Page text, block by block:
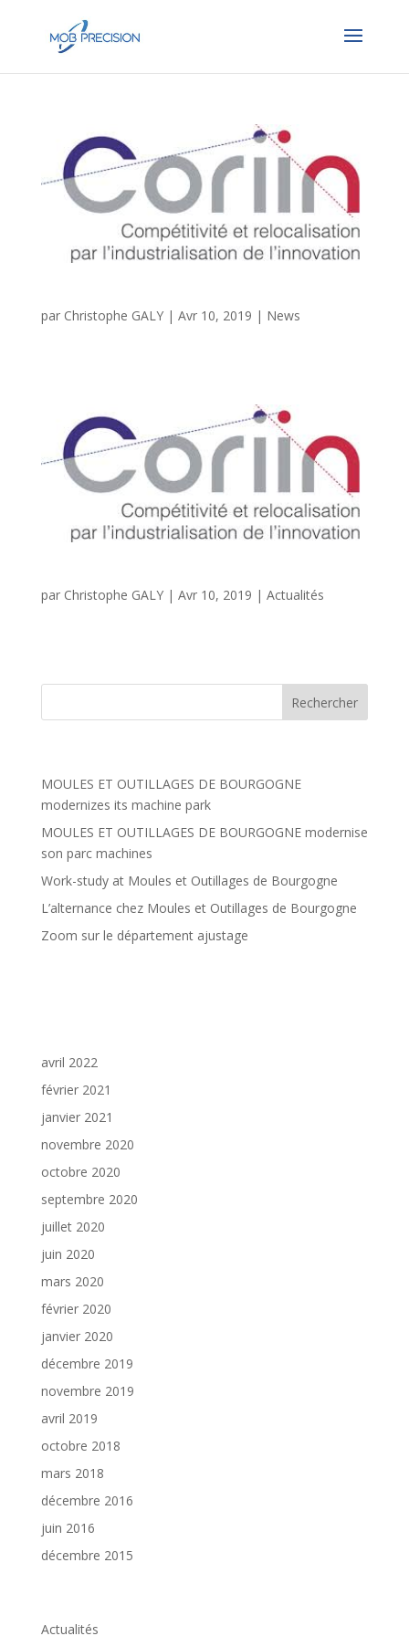
par Christophe GALY| Avr 10, 2019 | News
par Christophe GALY| Avr 10, 2019 | Actualités
MOULES ET OUTILLAGES DE BOURGOGNE
modernizes its machine park
MOULES ET OUTILLAGES DE BOURGOGNE modernise
son parc machines
Work-study at Moules et Outillages de Bourgogne
L’alternance chez Moules et Outillages de Bourgogne
Zoom sur le département ajustage
avril 2022
février 2021
janvier 2021
novembre 2020
octobre 2020
septembre 2020
juillet 2020
juin 2020
mars 2020
février 2020
janvier 2020
décembre 2019
novembre 2019
avril 2019
octobre 2018
mars 2018
décembre 2016
juin 2016
décembre 2015
Actualités